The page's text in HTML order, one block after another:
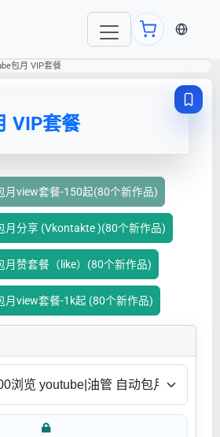
当前语
包月 VIP套餐
VIP套餐
月view套餐-150起(80个新作品)
月分享 (Vkontakte )(80个新作品)
月赞套餐（like）(80个新作品)
月view套餐-1k起 (80个新作品)